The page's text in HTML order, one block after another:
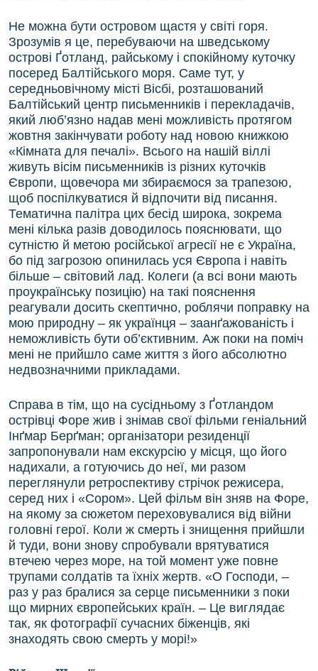
Не можна бути островом щастя у світі горя.
Зрозумів я це, перебуваючи на шведському
острові Ґотланд, райському і спокійному куточку
посеред Балтійського моря. Саме тут, у
середньовічному місті Вісбі, розташований
Балтійський центр письменників і перекладачів,
який люб’язно надав мені можливість протягом
жовтня закінчувати роботу над новою книжкою
«Кімната для печалі». Всього на нашій віллі
живуть вісім письменників із різних куточків
Європи, щовечора ми збираємося за трапезою,
щоб поспілкуватися й відпочити від писання.
Тематична палітра цих бесід широка, зокрема
мені кілька разів доводилось пояснювати, що
сутністю й метою російської агресії не є Україна,
бо під загрозою опинилась уся Європа і навіть
більше – світовий лад. Колеги (а всі вони мають
проукраїнську позицію) на такі пояснення
реагували досить скептично, роблячи поправку на
мою природну – як українця – заанґажованість і
неможливість бути об’єктивним. Аж поки на поміч
мені не прийшло саме життя з його абсолютно
недвозначними прикладами.
Справа в тім, що на сусідньому з Ґотландом
острівці Форе жив і знімав свої фільми геніальний
Інґмар Берґман; організатори резиденції
запропонували нам екскурсію у місця, що його
надихали, а готуючись до неї, ми разом
переглянули ретроспективу стрічок режисера,
серед них і «Сором». Цей фільм він зняв на Форе,
на якому за сюжетом переховувалися від війни
головні герої. Коли ж смерть і знищення прийшли
й туди, вони знову спробували врятуватися
втечею через море, на той момент уже повне
трупами солдатів та їхніх жертв. «О Господи, ‒
раз у раз бралися за серце письменники з поки
що мирних європейських країн. ‒ Це виглядає
так, як фотографії сучасних біженців, які
знаходять свою смерть у морі!»